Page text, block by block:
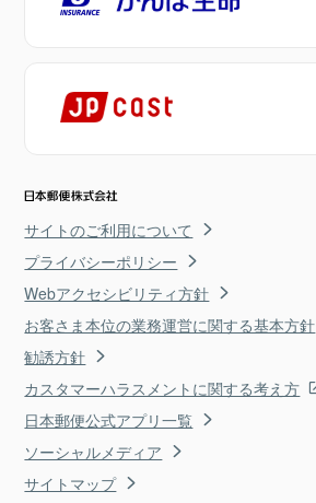
サイトのご利用について
プライバシーポリシー
Webアクセシビリティ方針
お客さま本位の業務運営に関する基本方針
勧誘方針
カスタマーハラスメントに関する考え方
日本郵便公式アプリ一覧
ソーシャルメディア
サイトマップ